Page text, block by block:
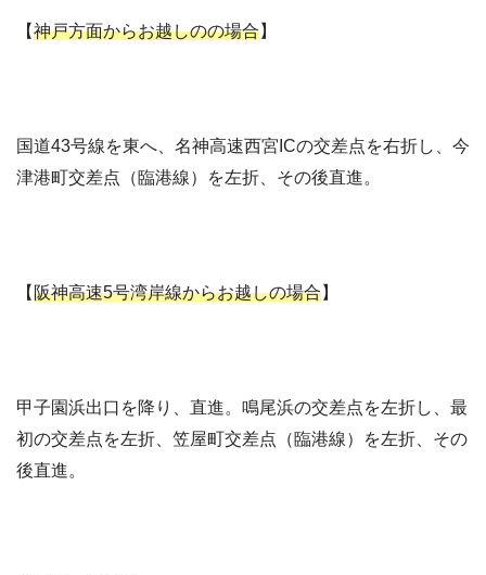
【神戸方面からお越しのの場合】
国道43号線を東へ、名神高速西宮ICの交差点を右折し、今
津港町交差点（臨港線）を左折、その後直進。
【阪神高速5号湾岸線からお越しの場合】
甲子園浜出口を降り、直進。鳴尾浜の交差点を左折し、最
初の交差点を左折、笠屋町交差点（臨港線）を左折、その
後直進。